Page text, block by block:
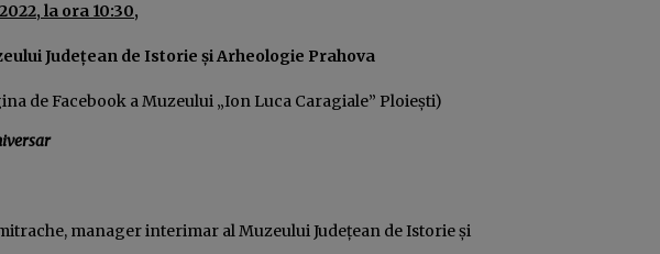
la ora 10:30,
Judeţean de Istorie şi Arheologie Prahova
de Facebook a Muzeului „Ion Luca Caragiale” Ploieşti)
manager interimar al Muzeului Judeţean de Istorie şi